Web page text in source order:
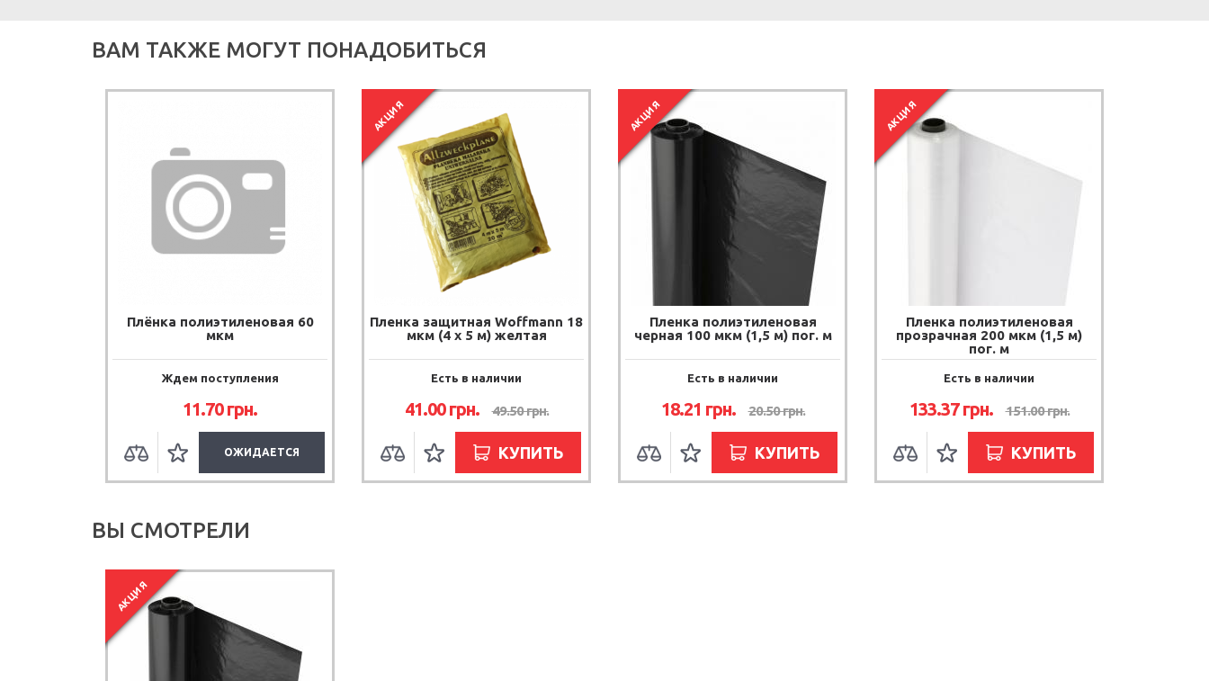
ВАМ ТАКЖЕ МОГУТ ПОНАДОБИТЬСЯ
Плёнка полиэтиленовая 60
мкм
Ждем поступления
11.70грн.
ОЖИДАЕТСЯ
АКЦИЯ
Пленка защитная Woffmann 18
мкм (4 х 5 м) желтая
Есть в наличии
41.00грн. 49.50грн.
КУПИТЬ
АКЦИЯ
Пленка полиэтиленовая
черная 100 мкм (1,5 м) пог. м
Есть в наличии
18.21 грн. 20.50грн.
КУПИТЬ
АКЦИЯ
Пленка полиэтиленовая
прозрачная 200 мкм (1,5 м)
пог. м
Есть в наличии
133.37грн. 151.00грн.
КУПИТЬ
ВЫ СМОТРЕЛИ
АКЦИЯ